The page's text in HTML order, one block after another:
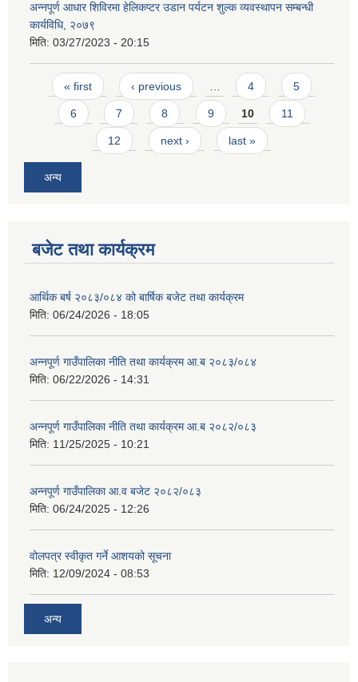
अन्नपूर्ण आधार शिविरमा हेलिकप्टर उडान पर्यटन शुल्क व्यवस्थापन सम्बन्धी
कार्यविधि, २०७९
मिति: 03/27/2023 - 20:15
Pages
« first ‹ previous 4 5
6 7 8 9 10 11
12 next › last »
अन्य
बजेट तथा कार्यक्रम
आर्थिक बर्ष २०८३/०८४ को बार्षिक बजेट तथा कार्यक्रम
मिति: 06/24/2026 - 18:05
अन्नपूर्ण गाउँपालिका नीति तथा कार्यक्रम आ.ब २०८३/०८४
मिति: 06/22/2026 - 14:31
अन्नपूर्ण गाउँपालिका नीति तथा कार्यक्रम आ.ब २०८२/०८३
मिति: 11/25/2025 - 10:21
अन्नपूर्ण गाउँपालिका आ.व बजेट २०८२/०८३
मिति: 06/24/2025 - 12:26
वोलपत्र स्वीकृत गर्ने आशयको सूचना
मिति: 12/09/2024 - 08:53
अन्य